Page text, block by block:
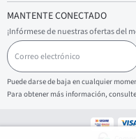
MANTENTE CONECTADO
¡Infórmese de nuestras ofertas del
C
o
r
r
e
o
l
Puede darse de baja en cualquier
Para obtener más información,